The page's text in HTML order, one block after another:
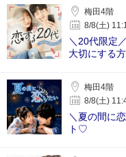
梅田4階
8/8(土)
＼20代限定
大切にする
梅田4階
8/8(土)
＼夏の間に
ト♡